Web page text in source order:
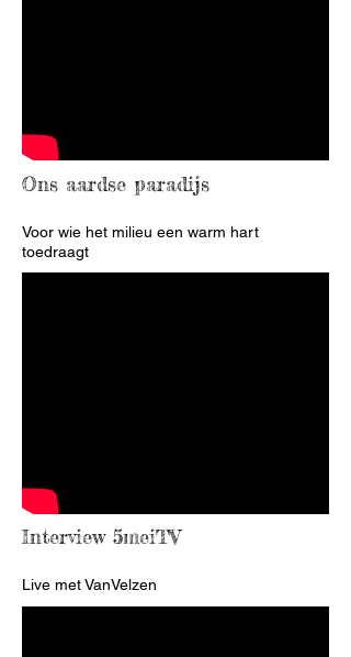
Ons aardse paradijs
Voor wie het milieu een warm hart
toedraagt
Interview 5meiTV
Live met VanVelzen